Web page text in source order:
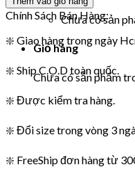
Chưa có sản
Giỏ hàng
Chưa có sản phẩm
Chính Sách Bán Hàng:
❇️ Giao hàng trong ngày
❇️ Ship C.O.D toàn quốc.
❇️ Được kiểm tra hàng.
❇️ Đổi size trong vòng 3
❇️ FreeShip đơn hàng từ